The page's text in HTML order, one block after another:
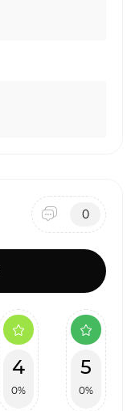
0
4
0%
5
0%